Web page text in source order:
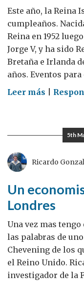
transfobia
Este año, la Reina
cumpleaños.
Reina en 1952
Jorge V, y ha sido
Bretaña e Irlanda
años. Eventos
Leer más on
5th
Ricardo
Un
Londres
Una vez mas
las palabras de
Chevening de los
el Reino Unido.
investigador de la